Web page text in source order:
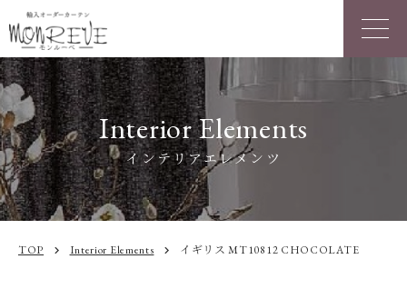
Interior Elements
インテリアエレメンツ
TOP chevron_right Interior Elements chevron_right イギリス MT10812 CHOCOLATE